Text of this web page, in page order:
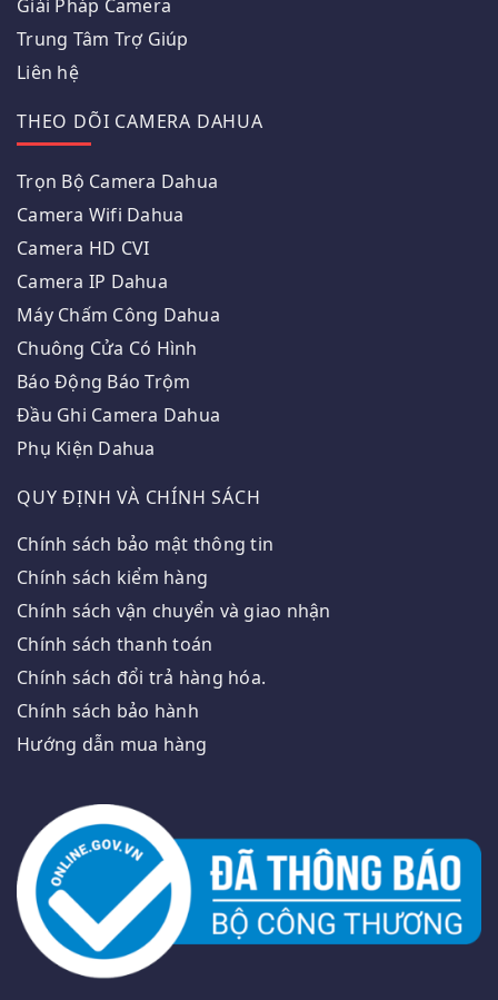
Giải Pháp Camera
Trung Tâm Trợ Giúp
Liên hệ
THEO DÕI CAMERA DAHUA
Trọn Bộ Camera Dahua
Camera Wifi Dahua
Camera HD CVI
Camera IP Dahua
Máy Chấm Công Dahua
Chuông Cửa Có Hình
Báo Động Báo Trộm
Đầu Ghi Camera Dahua
Phụ Kiện Dahua
QUY ĐỊNH VÀ CHÍNH SÁCH
Chính sách bảo mật thông tin
Chính sách kiểm hàng
Chính sách vận chuyển và giao nhận
Chính sách thanh toán
Chính sách đổi trả hàng hóa.
Chính sách bảo hành
Hướng dẫn mua hàng